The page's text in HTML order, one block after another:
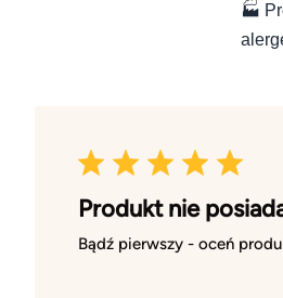
🏭
Produkt nie
Bądź pierwszy - oceń